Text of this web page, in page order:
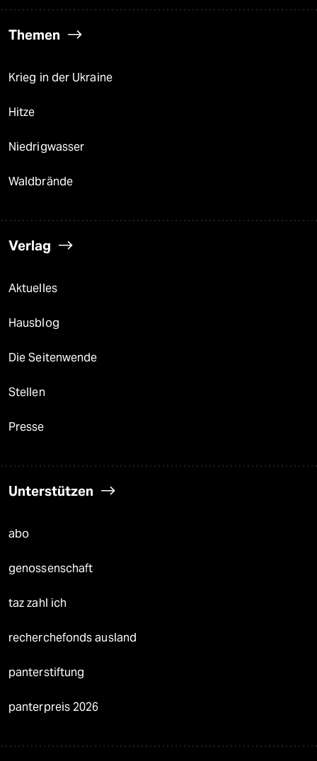
Themen
Krieg in der Ukraine
Hitze
Niedrigwasser
Waldbrände
Verlag
Aktuelles
Hausblog
Die Seitenwende
Stellen
Presse
Unterstützen
abo
genossenschaft
taz zahl ich
recherchefonds ausland
panterstiftung
panterpreis 2026